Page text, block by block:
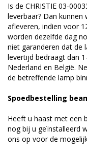
Is de CHRISTIE 03-
leverbaar? Dan
afleveren, indien voor
worden dezelfde dag
niet garanderen dat de
levertijd bedraagt dan
Nederland en België.
de betreffende lamp
Spoedbestelling
Heeft u haast met een
nog bij u geïnstalleerd
ons op voor de